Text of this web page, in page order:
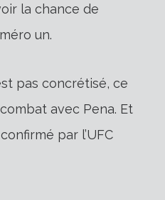
la chance de
un.
pas concrétisé, ce
avec Pena. Et
par l’UFC